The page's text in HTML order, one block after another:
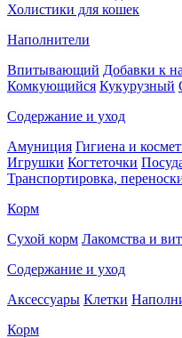
Холистики для кошек
Наполнители
Впитывающий Добавки к
Комкующийся Кукурузный
Содержание и уход
Амуниция Гигиена и
Игрушки Когтеточки
Транспортировка,
Корм
Сухой корм Лакомства и
Содержание и уход
Аксессуары Клетки
Корм